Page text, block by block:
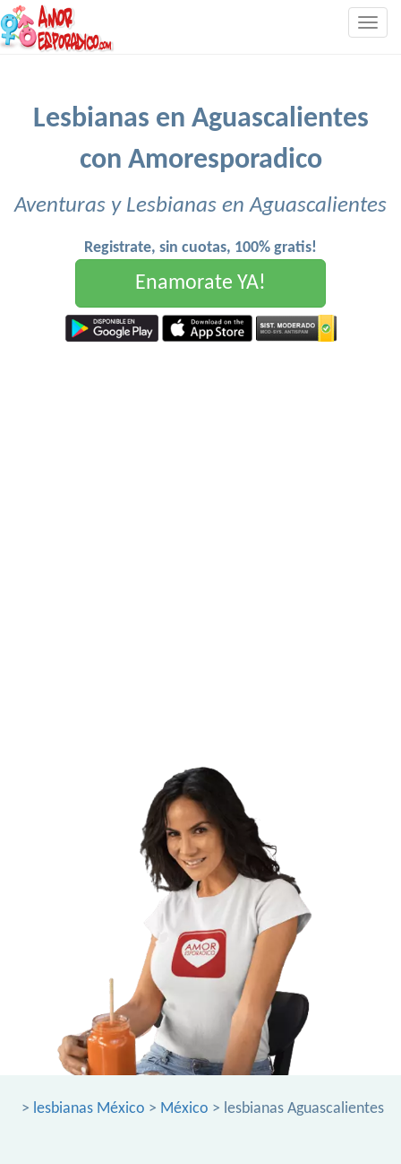
Lesbianas en Aguascalientes
con Amoresporadico
Aventuras y Lesbianas en Aguascalientes
Registrate, sin cuotas, 100% gratis!
Enamorate YA!
> lesbianas México > México > lesbianas Aguascalientes